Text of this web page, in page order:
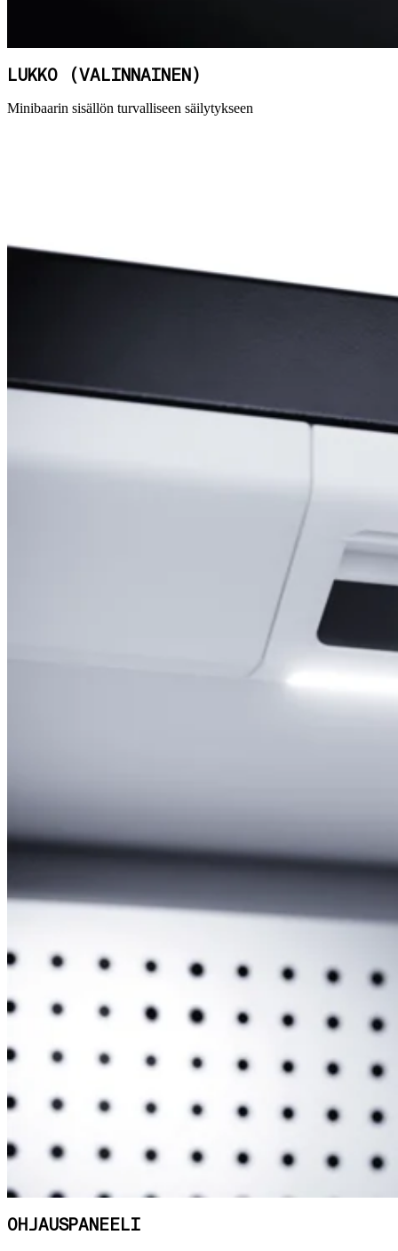
LUKKO (VALINNAINEN)
Minibaarin sisällön turvalliseen säilytykseen
OHJAUSPANEELI